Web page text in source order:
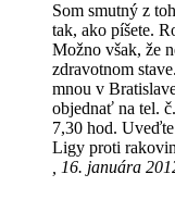
Som smutný z
tak, ako píšete.
Možno však, že
zdravotnom
mnou v
objednať na tel.
7,30 hod.
Ligy proti
, 16. januára